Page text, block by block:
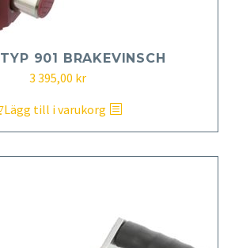
901 BRAKEVINSCH
3 395,00 kr
Lägg till i varukorg